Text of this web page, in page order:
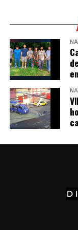
relaciones
Sheinbaum
un avión militar y
como «una acción
Keiko Fujimori.
Comparte esto:
Facebook